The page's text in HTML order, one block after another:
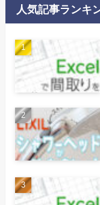
人気記事ランキ